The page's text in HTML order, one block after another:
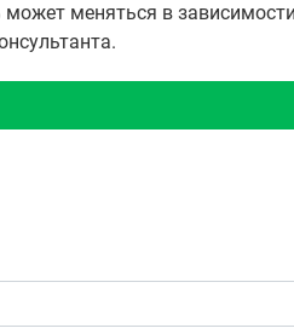
меняться в